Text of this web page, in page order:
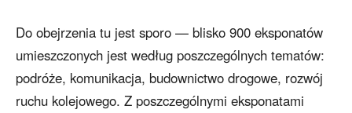
Do obejrzenia tu jest sporo — blisko 900 eksponatów
umieszczonych jest według poszczególnych tematów:
podróże, komunikacja, budownictwo drogowe, rozwój
ruchu kolejowego. Z poszczególnymi eksponatami